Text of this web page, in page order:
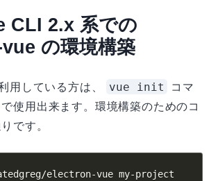
CLI 2.x 系での
の環境構築
用している方は、 vue init
コマ
使用出来ます。環境構築のためのコ
です。